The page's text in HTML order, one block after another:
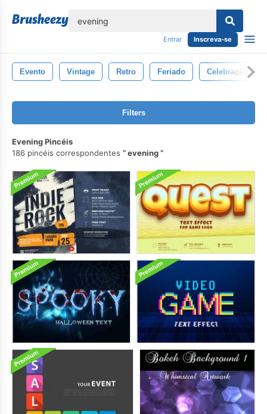
Entrar Inscreva-se
Evento Vintage Retro Feriado Celebração
Filters
Evening Pincéis
186 pincéis correspondentes
evening